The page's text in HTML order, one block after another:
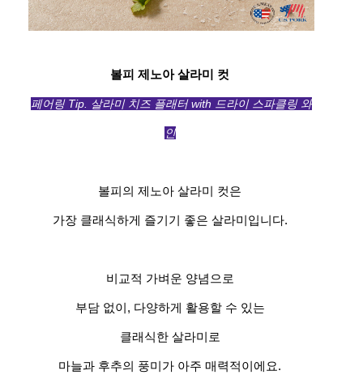
볼피 제노아 살라미 컷
페어링 Tip. 살라미 치즈 플래터 with 드라이 스파클링 와
인
볼피의 제노아 살라미 컷은
가장 클래식하게 즐기기 좋은 살라미입니다.
비교적 가벼운 양념으로
부담 없이, 다양하게 활용할 수 있는
클래식한 살라미로
마늘과 후추의 풍미가 아주 매력적이에요.